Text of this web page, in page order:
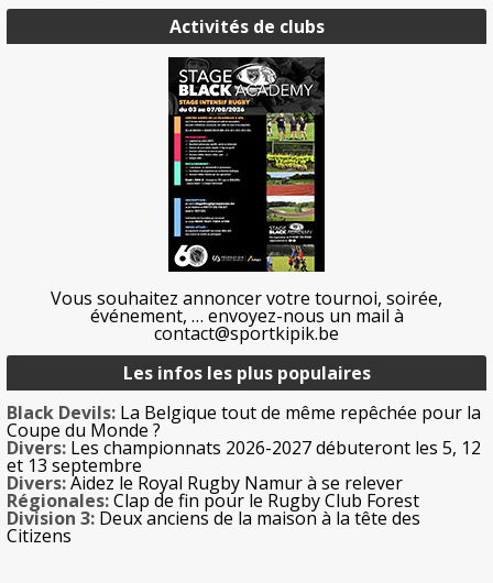
Activités de clubs
Vous souhaitez annoncer votre tournoi, soirée,
événement, … envoyez-nous un mail à
contact@sportkipik.be
Les infos les plus populaires
Black Devils: La Belgique tout de même repêchée pour la
Coupe du Monde ?
Divers: Les championnats 2026-2027 débuteront les 5, 12
et 13 septembre
Divers:Aidez le Royal Rugby Namur à se relever
Régionales:Clap de fin pour le Rugby Club Forest
Division 3: Deux anciens de la maison à la tête des
Citizens